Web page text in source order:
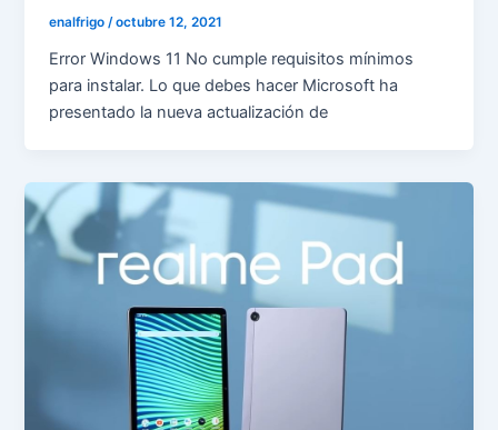
enalfrigo/octubre 12, 2021
Error Windows 11 No cumple requisitos mínimos
para instalar. Lo que debes hacer Microsoft ha
presentado la nueva actualización de